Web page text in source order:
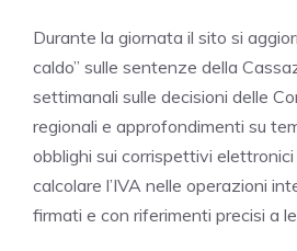
Durante la giornata il sito si
caldo” sulle sentenze della
settimanali sulle decisioni delle
regionali e approfondimenti su
obblighi sui corrispettivi
calcolare l’IVA nelle operazioni
firmati e con riferimenti precisi a